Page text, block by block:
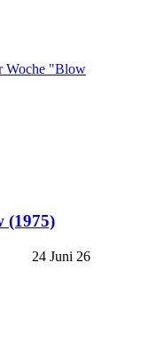
(1975)
24 Juni 26